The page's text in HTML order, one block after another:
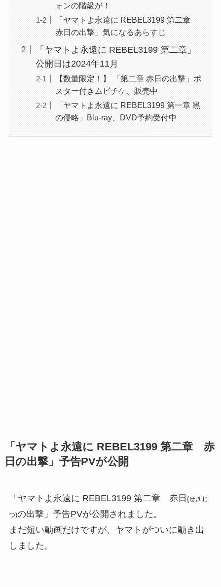
ォンの階級が！
「ヤマトよ永遠に REBEL3199 第二章
赤日の出撃」気になるあらすじ
「ヤマトよ永遠に REBEL3199 第二章」
公開日は2024年11月
【数量限定！】 「第二章 赤日の出撃」ポ
スター付きムビチケ、販売中
「ヤマトよ永遠に REBEL3199 第一章 黒
の侵略」Blu-ray、DVD予約受付中
「ヤマトよ永遠に REBEL3199 第二章 赤
日の出撃」予告PVが公開
「ヤマトよ永遠に REBEL3199 第二章 赤日 (せきじ
つ)の出撃」予告PVが公開されました。
まだ短い動画だけですが、ヤマトがついに動き出
しました。